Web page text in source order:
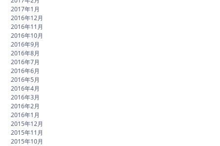
2017年1月
2016年12月
2016年11月
2016年10月
2016年9月
2016年8月
2016年7月
2016年6月
2016年5月
2016年4月
2016年3月
2016年2月
2016年1月
2015年12月
2015年11月
2015年10月